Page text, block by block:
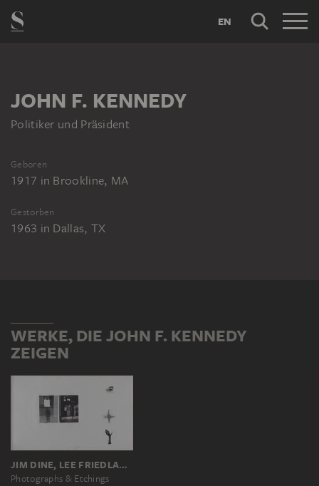
EN
JOHN F. KENNEDY
Politiker und Präsident
Geboren
1917 in Brookline, MA
Gestorben
1963 in Dallas, TX
WERKE, DIE JOHN F. KENNEDY
ZEIGEN
JIM DINE, LEE FRIEDLANDER
Photographs & Etchings